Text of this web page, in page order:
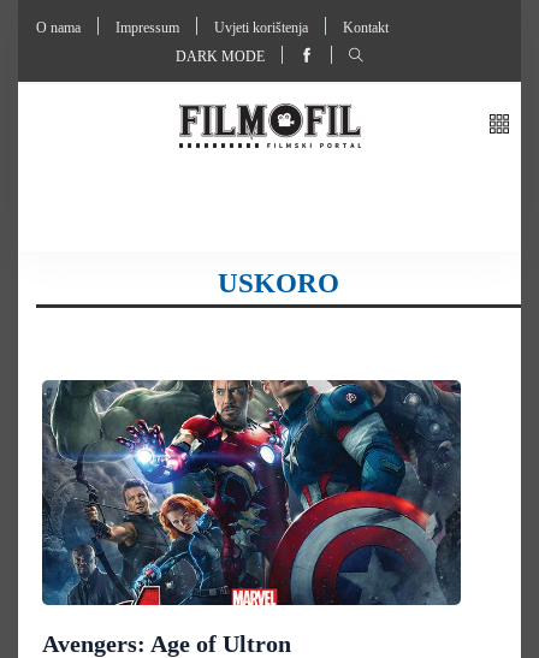
O nama Impressum Uvjeti korištenja
Kontakt
DARK MODE
USKORO
Avengers: Age of Ultron